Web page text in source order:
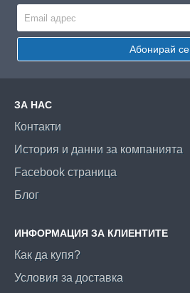
Абонирай се
ЗА НАС
Контакти
История и данни за компанията
Facebook страница
Блог
ИНФОРМАЦИЯ ЗА КЛИЕНТИТЕ
Как да купя?
Условия за доставка